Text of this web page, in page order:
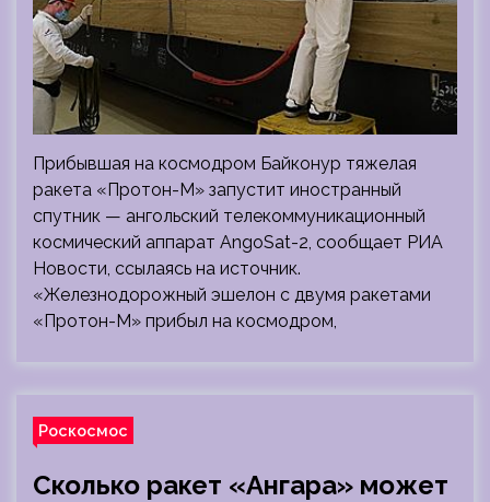
Прибывшая на космодром Байконур тяжелая
ракета «Протон-М» запустит иностранный
спутник — ангольский телекоммуникационный
космический аппарат AngoSat-2, сообщает РИА
Новости, ссылаясь на источник.
«Железнодорожный эшелон с двумя ракетами
«Протон-М» прибыл на космодром,
Роскосмос
Сколько ракет «Ангара» может